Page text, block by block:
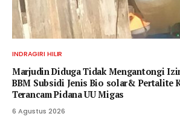
INDRAGIRI HILIR
Marjudin Diduga Tidak Mengantongi
BBM Subsidi Jenis Bio solar& Pertalite
Terancam Pidana UU Migas
6 Agustus 2026